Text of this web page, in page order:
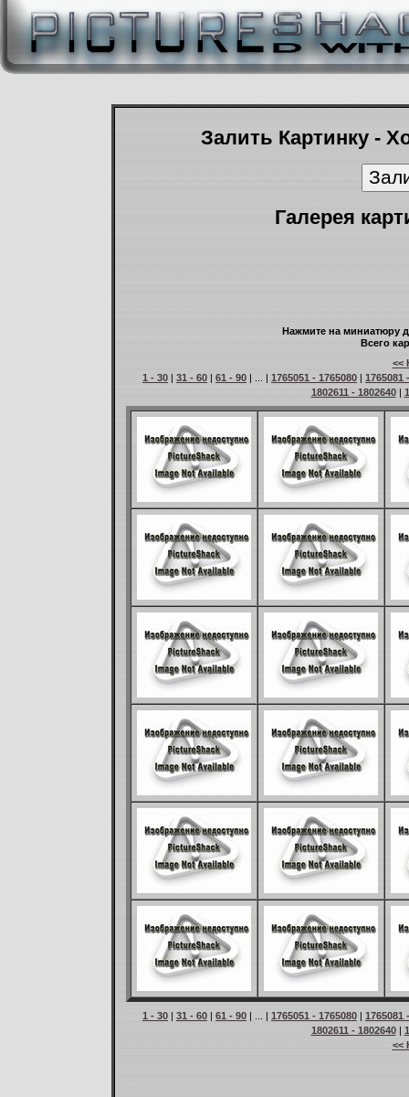
Залить Картинку -
Галерея
Нажмите на миниатюру
Всего
<<
1 - 30 | 31 - 60 | 61 - 90 | ... | 1765051 - 1765080 | 1765081
1802611 - 1802640|
1 - 30 | 31 - 60 | 61 - 90 | ... | 1765051 - 1765080 | 1765081
1802611 - 1802640|
<<